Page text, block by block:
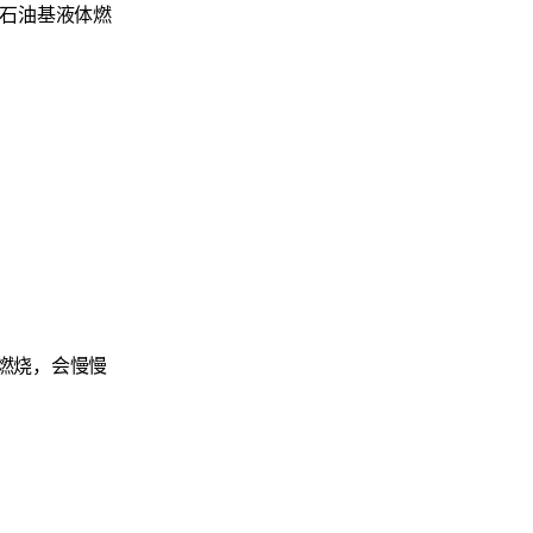
油基液体燃
烧，会慢慢